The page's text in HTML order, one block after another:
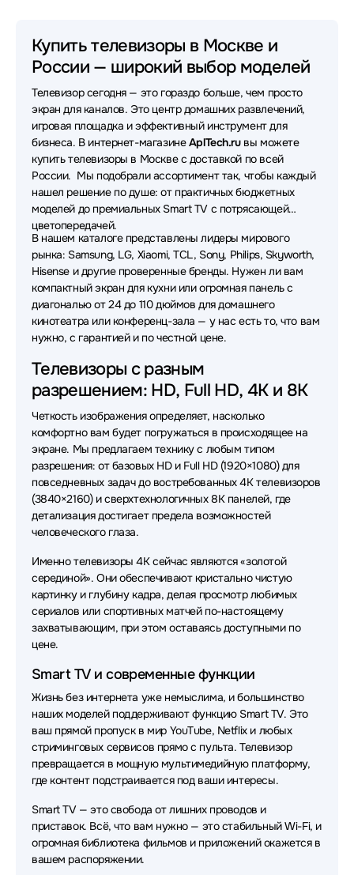
Телевизоры Shivaki Телевизоры Sony
Телевизоры Dreame Телевизоры Artel
Телевизоры Philips Телевизоры Hikers
Телевизоры Harper Телевизоры Kuppersberg
Телевизоры Viomi Телевизоры Aiwa
Телевизоры HP
Телевизоры KIVI Телевизоры Raskat
Телевизоры Витязь Телевизоры Sber
Телевизоры Irbis Телевизоры Rombica
Телевизоры Acefast Телевизоры Qwatt
Купить телевизоры в Москве и
России — широкий выбор моделей
Телевизор сегодня — это гораздо больше, чем просто
экран для каналов. Это центр домашних развлечений,
игровая площадка и эффективный инструмент для
бизнеса. В интернет-магазинеAplTech.ruвы можете
купить телевизоры в Москве с доставкой по всей
России. Мы подобрали ассортимент так, чтобы каждый
нашел решение по душе: от практичных бюджетных
моделей до премиальных Smart TV с потрясающей
цветопередачей.
В нашем каталоге представлены лидеры мирового
рынка: Samsung, LG, Xiaomi, TCL, Sony, Philips, Skyworth,
Hisense и другие проверенные бренды. Нужен ли вам
компактный экран для кухни или огромная панель с
диагональю от 24 до 110 дюймов для домашнего
кинотеатра или конференц-зала — у нас есть то, что вам
нужно, с гарантией и по честной цене.
Телевизоры с разным
разрешением: HD, Full HD, 4K и 8K
Четкость изображения определяет, насколько
комфортно вам будет погружаться в происходящее на
экране. Мы предлагаем технику с любым типом
разрешения: от базовых HD и Full HD (1920×1080) для
повседневных задач до востребованных 4K телевизоров
(3840×2160) и сверхтехнологичных 8K панелей, где
детализация достигает предела возможностей
человеческого глаза.
Именно телевизоры 4K сейчас являются «золотой
серединой». Они обеспечивают кристально чистую
картинку и глубину кадра, делая просмотр любимых
сериалов или спортивных матчей по-настоящему
захватывающим, при этом оставаясь доступными по
цене.
Smart TV и современные функции
Жизнь без интернета уже немыслима, и большинство
наших моделей поддерживают функцию Smart TV. Это
ваш прямой пропуск в мир YouTube, Netflix и любых
стриминговых сервисов прямо с пульта. Телевизор
превращается в мощную мультимедийную платформу,
где контент подстраивается под ваши интересы.
Smart TV — это свобода от лишних проводов и
приставок. Всё, что вам нужно — это стабильный Wi-Fi, и
огромная библиотека фильмов и приложений окажется в
вашем распоряжении.